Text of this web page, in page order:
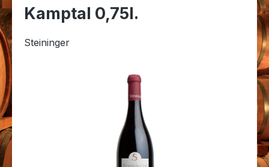
Kamptal 0,75l.
Steininger
Bildergalerie überspringen